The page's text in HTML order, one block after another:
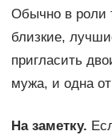
Обычно в роли
близкие,
пригласить
мужа, и одна
На заметку.